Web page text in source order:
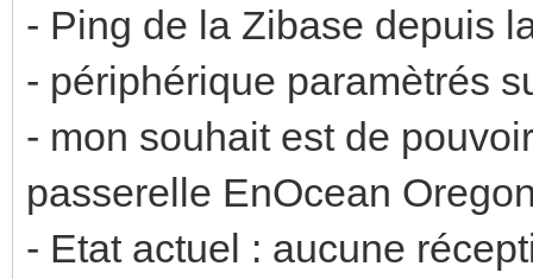
- Ping de la Zibase depuis
- périphérique paramètrés
- mon souhait est de
passerelle EnOcean
- Etat actuel : aucune